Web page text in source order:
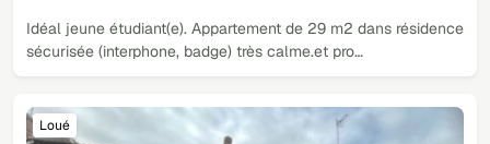
Idéal jeune étudiant(e). Appartement de 29 m2 dans résidence
sécurisée (interphone, badge) très calme.et pro…
Loué